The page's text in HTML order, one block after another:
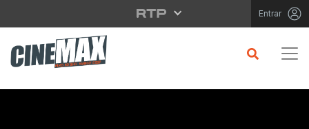
Saltar para o conteúdo principal Entrar
Filme em Cartaz